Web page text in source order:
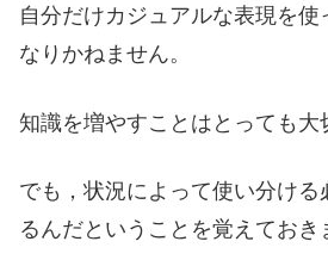
自分だけカジュアルな表現を使
なりかねません。
知識を増やすことはとっても大
でも，状況によって使い分ける
るんだということを覚えておき